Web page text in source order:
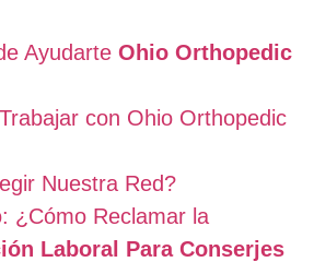
Ayudarte Ohio Orthopedic
con Ohio Orthopedic
Nuestra Red?
¿Cómo Reclamar la
Laboral Para Conserjes